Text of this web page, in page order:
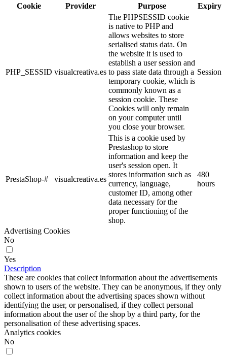
Cookie
Provider Purpose Expiry
PHP_SESSID visualcreativa.es
The PHPSESSID cookie
is native to PHP and
allows websites to store
serialised status data. On
the website it is used to
establish a user session and
to pass state data through a
temporary cookie, which is
commonly known as a
session cookie. These
Cookies will only remain
on your computer until
you close your browser.
Session
PrestaShop-# visualcreativa.es
This is a cookie used by
Prestashop to store
information and keep the
user's session open. It
stores information such as
currency, language,
customer ID, among other
data necessary for the
proper functioning of the
shop.
480
hours
Advertising Cookies
No
Yes
Description
These are cookies that collect information about the advertisements
shown to users of the website. They can be anonymous, if they only
collect information about the advertising spaces shown without
identifying the user, or personalised, if they collect personal
information about the user of the shop by a third party, for the
personalisation of these advertising spaces.
Analytics cookies
No